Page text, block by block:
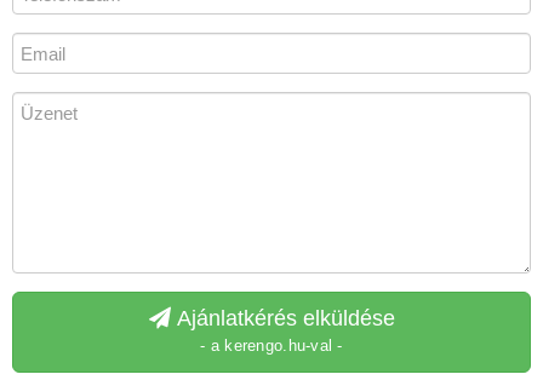
Ajánlatkérés elküldése
- a kerengo.hu-val -